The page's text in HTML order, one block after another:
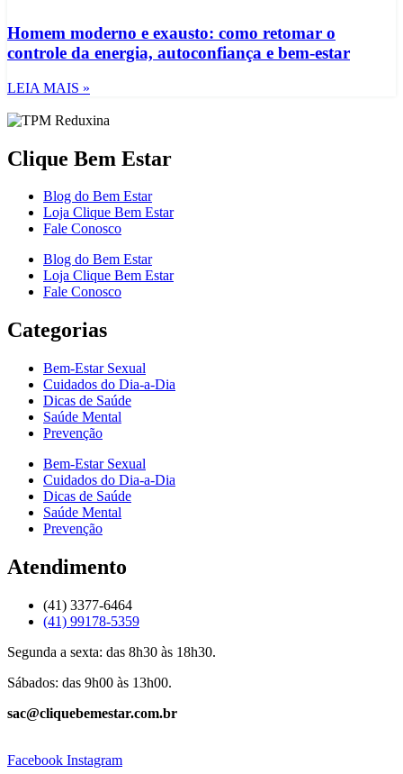
Homem moderno e exausto: como retomar o
controle da energia, autoconfiança e bem-estar
LEIA MAIS »
Clique Bem Estar
Blog do Bem Estar
Loja Clique Bem Estar
Fale Conosco
Blog do Bem Estar
Loja Clique Bem Estar
Fale Conosco
Categorias
Bem-Estar Sexual
Cuidados do Dia-a-Dia
Dicas de Saúde
Saúde Mental
Prevenção
Bem-Estar Sexual
Cuidados do Dia-a-Dia
Dicas de Saúde
Saúde Mental
Prevenção
Atendimento
(41) 3377-6464
(41) 99178-5359
Segunda a sexta: das 8h30 às 18h30.
Sábados: das 9h00 às 13h00.
sac@cliquebemestar.com.br
Facebook Instagram